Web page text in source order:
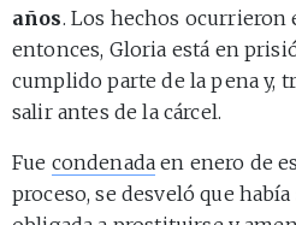
años. Los hechos ocurrieron
entonces, Gloria está en
cumplido parte de la pena y,
salir antes de la cárcel.
Fue condenada en enero de
proceso, se desveló que había